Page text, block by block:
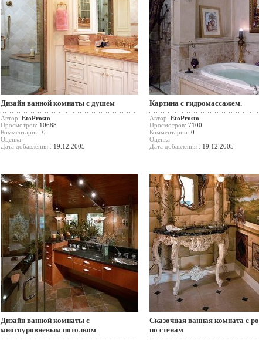
Дизайн ванной комнаты с душем
Автор: EtoProsto
Просмотров: 10688
Комментарии: 0
Оценка:
Дата добавления : 19.12.2005
Картина с гидромассажем.
Автор: EtoProsto
Просмотров: 7100
Комментарии: 0
Оценка:
Дата добавления : 19.12.2005
Дизайн ванной комнаты с
многоуровневым потолком
Сказочная ванная комната с
по стенам